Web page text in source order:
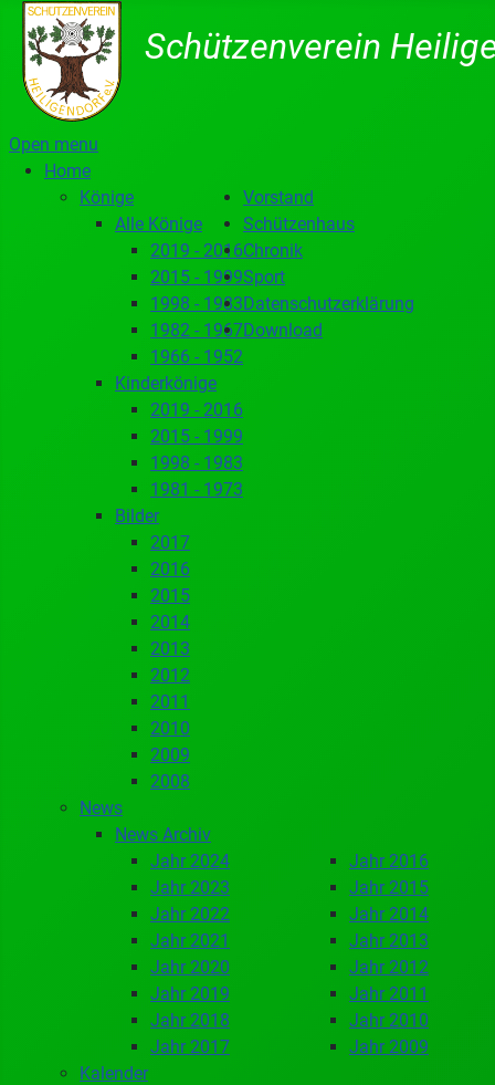
Schützenverein
Open menu
Home
Könige
Alle Könige
2019 - 2016
2015 - 1999
1998 - 1983
1982 - 1967
1966 - 1952
Kinderkönige
2019 - 2016
2015 - 1999
1998 - 1983
1981 - 1973
Bilder
2017
2016
2015
2014
2013
2012
2011
2010
2009
2008
News
News Archiv
Jahr 2024
Jahr 2023
Jahr 2022
Jahr 2021
Jahr 2020
Jahr 2019
Jahr 2018
Jahr 2017
Jahr 2016
Jahr 2015
Jahr 2014
Jahr 2013
Jahr 2012
Jahr 2011
Jahr 2010
Jahr 2009
Kalender
Vorstand
Schützenhaus
Chronik
Sport
Datenschutzerklärung
Download